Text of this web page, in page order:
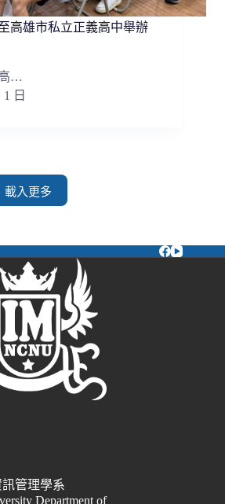
高雄市私立正義高中舉辦
…
日
載入更多
管理學系
Department of